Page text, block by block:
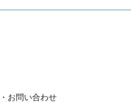
お問い合わせ